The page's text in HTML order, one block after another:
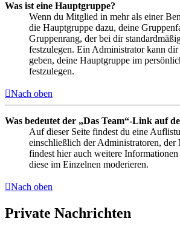
Was ist eine Hauptgruppe?
Wenn du Mitglied in mehr als einer
die Hauptgruppe dazu, deine
Gruppenrang, der bei dir
festzulegen. Ein Administrator kann
geben, deine Hauptgruppe im
festzulegen.
Nach oben
Was bedeutet der „Das Team“-Link auf
Auf dieser Seite findest du eine
einschließlich der Administratoren, der
findest hier auch weitere
diese im Einzelnen moderieren.
Nach oben
Private Nachrichten